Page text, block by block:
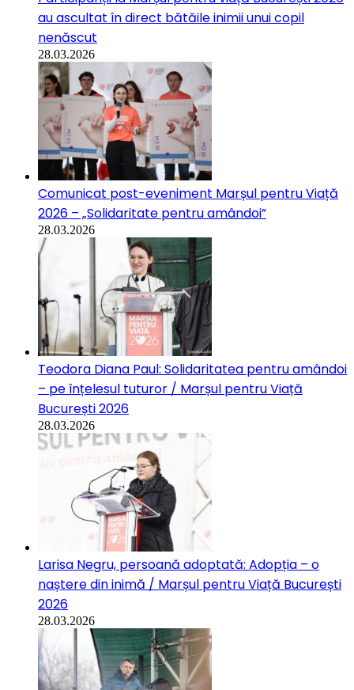
au ascultat în direct bătăile inimii unui copil
nenăscut
28.03.2026
Comunicat post-eveniment Marșul pentru Viață
2026 – „Solidaritate pentru amândoi”
28.03.2026
Teodora Diana Paul: Solidaritatea pentru amândoi
– pe înțelesul tuturor / Marșul pentru Viață
București 2026
28.03.2026
Larisa Negru, persoană adoptată: Adopția – o
naștere din inimă / Marșul pentru Viață București
2026
28.03.2026